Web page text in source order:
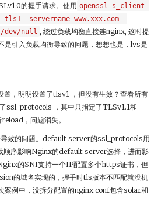
的握手请求。使用 openssl s_client
-servername www.xxx.com -
/dev/null
, 绕过负载均衡直接连nginx, 这时提
是引入负载均衡导致的问题，想想也是，lvs是
，明明设置了tlsv1 ，但没有生效？查看所有
ssl_protocols ，其中只指定了TLSv1.1和
，问题消失。
导致的问题。default server的ssl_protocols用
顺序影响Nginx的default server选择，进而影
的SNI支持一个IP配置多个https证书，但
的域名实现的，握手时tls版本不匹配就没机
案例中，没拆分配置的nginx.conf包含solar和